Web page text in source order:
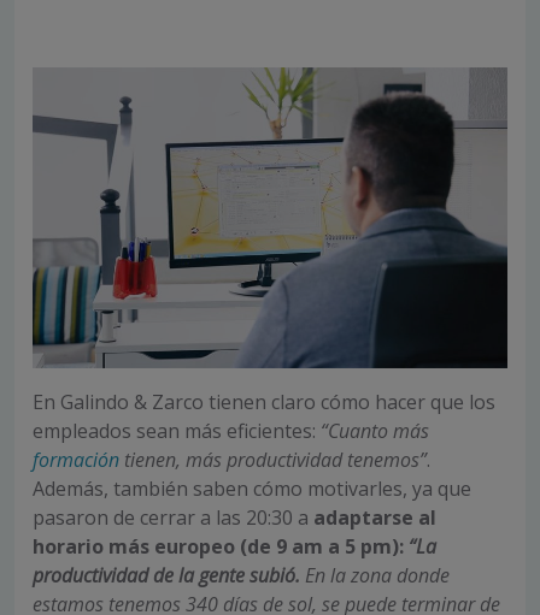
En Galindo & Zarco tienen claro cómo hacer que los
empleados sean más eficientes: “Cuanto más
formación tienen, más productividad tenemos”.
Además, también saben cómo motivarles, ya que
pasaron de cerrar a las 20:30 a adaptarse al
horario más europeo (de 9 am a 5 pm): “La
productividad de la gente subió. En la zona donde
estamos tenemos 340 días de sol, se puede terminar de